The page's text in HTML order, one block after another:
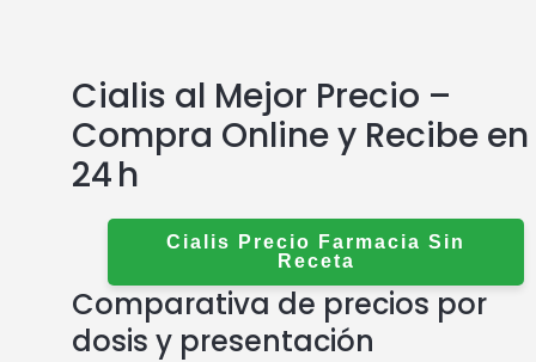
Cialis al Mejor Precio –
Compra Online y Recibe en
24 h
Cialis Precio Farmacia Sin
Receta
Comparativa de precios por
dosis y presentación